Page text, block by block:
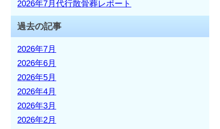
2026年7月代行散骨葬レポート
過去の記事
2026年7月
2026年6月
2026年5月
2026年4月
2026年3月
2026年2月